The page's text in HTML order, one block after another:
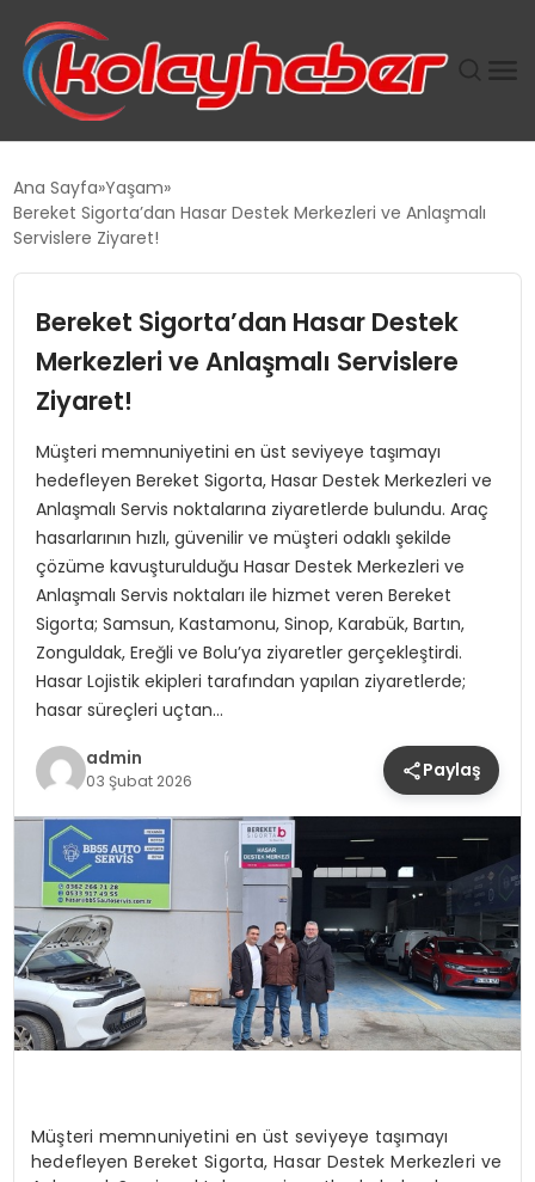
SUWEN’IN İSTIHDAM MODELI EKONOMIDE KADIN
TANYER YAPI ZEMIN MÜHENDISLIĞINDE HEDEF
BÜYÜTTÜ
TOROSLAR’DA PAZAR GERGİNLİĞİ!
Ana Sayfa Yaşam
Bereket Sigorta’dan Hasar Destek Merkezleri ve Anlaşmalı
Servislere Ziyaret!
Bereket Sigorta’dan Hasar Destek
Merkezleri ve Anlaşmalı Servislere
Ziyaret!
Müşteri memnuniyetini en üst seviyeye taşımayı
hedefleyen Bereket Sigorta, Hasar Destek Merkezleri ve
Anlaşmalı Servis noktalarına ziyaretlerde bulundu. Araç
hasarlarının hızlı, güvenilir ve müşteri odaklı şekilde
çözüme kavuşturulduğu Hasar Destek Merkezleri ve
Anlaşmalı Servis noktaları ile hizmet veren Bereket
Sigorta; Samsun, Kastamonu, Sinop, Karabük, Bartın,
Zonguldak, Ereğli ve Bolu’ya ziyaretler gerçekleştirdi.
Hasar Lojistik ekipleri tarafından yapılan ziyaretlerde;
hasar süreçleri uçtan…
admin
03 Şubat 2026 Paylaş
Müşteri memnuniyetini en üst seviyeye taşımayı
hedefleyen Bereket Sigorta, Hasar Destek Merkezleri ve